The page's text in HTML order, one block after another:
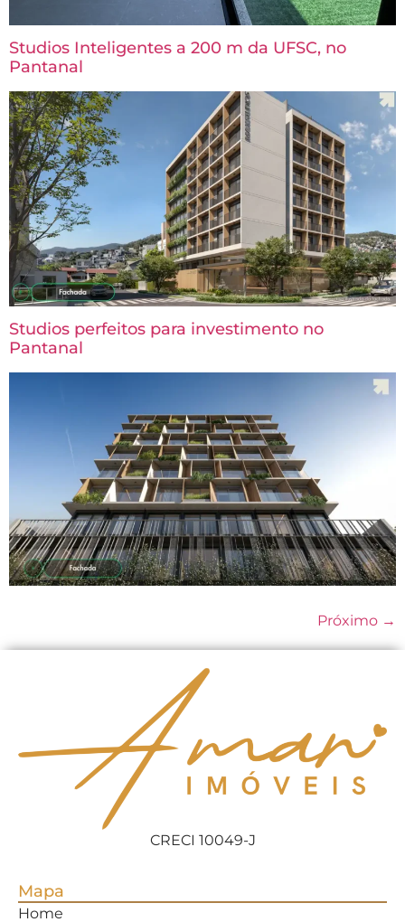
Studios Inteligentes a 200 m da UFSC, no
Pantanal
Studios perfeitos para investimento no
Pantanal
Próximo →
CRECI 10049-J
Mapa
Home